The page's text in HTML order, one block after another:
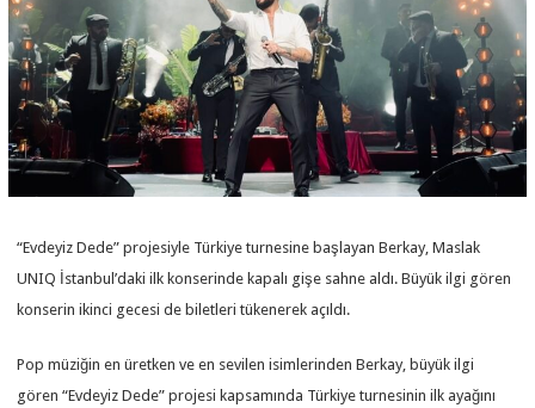
“Evdeyiz Dede” projesiyle Türkiye turnesine başlayan Berkay, Maslak
UNIQ İstanbul’daki ilk konserinde kapalı gişe sahne aldı. Büyük ilgi gören
konserin ikinci gecesi de biletleri tükenerek açıldı.
Pop müziğin en üretken ve en sevilen isimlerinden Berkay, büyük ilgi
gören “Evdeyiz Dede” projesi kapsamında Türkiye turnesinin ilk ayağını